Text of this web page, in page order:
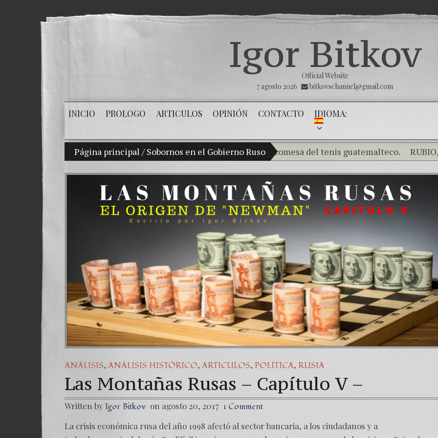
Igor Bitkov
Official Website
7 agosto 2026
bitkovschannel@gmail.com
INICIO PROLOGO ARTICULOS OPINIÓN CONTACTO IDIOMA:
Página principal / Sobornos en el Gobierno Ruso
Mi hijo Vladimir Bitkov, una promesa del tenis guatemalteco.
RUBIO,
¿Cómo el banco mafioso de Putin sigue
El Día de la Victoria
Con esta injusticia
Una señal de tiempos peligrosos – Caso
7. NUESTRA LUCHA CONTRA
ANÁLISIS, ANÁLISIS HISTÓRICO, ARTICULOS, POLÍTICA, RUSIA
Las Montañas Rusas – Capítulo V –
Written by Igor Bitkov on agosto 20, 2017 1 Comment
La crisis económica rusa del año 1998 afectó al sector bancaria, a los ciudadanos y a